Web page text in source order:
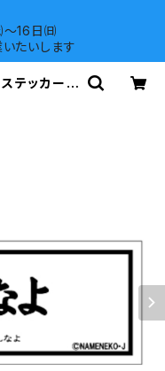
～16日㈰
たいします
テッカー